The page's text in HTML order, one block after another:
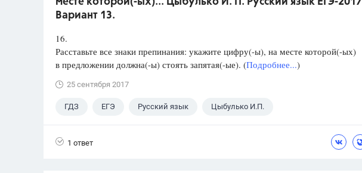
Вариант 13.
16.
Расставьте все знаки препинания: укажите цифру(-ы), на месте которой(-ых)
в предложении должна(-ы) стоять запятая(-ые). (Подробнее...)
25 сентября 2017
ГДЗ ЕГЭ Русский язык Цыбулько И.П.
1 ответ